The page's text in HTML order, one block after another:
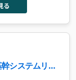
る
システムリプ